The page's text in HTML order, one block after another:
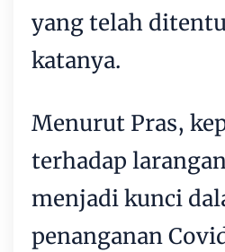
yang telah
katanya.
Menurut Pras,
terhadap
menjadi kunci
penanganan